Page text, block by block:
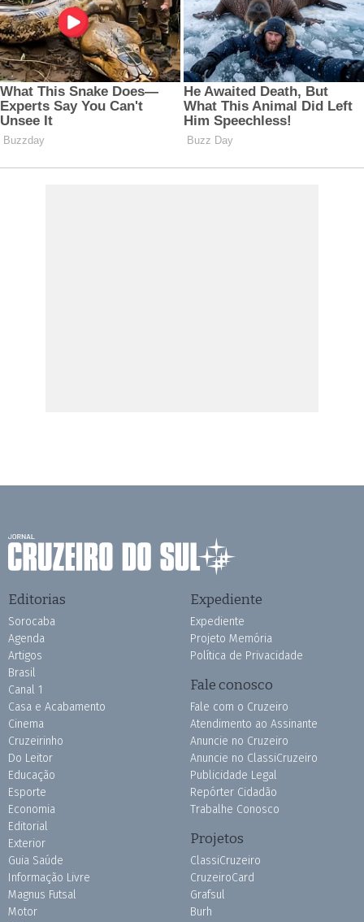
Editorias
Sorocaba
Agenda
Artigos
Brasil
Canal 1
Casa e Acabamento
Cinema
Cruzeirinho
Do Leitor
Educação
Esporte
Economia
Editorial
Exterior
Guia Saúde
Informação Livre
Magnus Futsal
Motor
Expediente
Expediente
Projeto Memória
Política de Privacidade
Fale conosco
Fale com o Cruzeiro
Atendimento ao Assinante
Anuncie no Cruzeiro
Anuncie no ClassiCruzeiro
Publicidade Legal
Repórter Cidadão
Trabalhe Conosco
Projetos
ClassiCruzeiro
CruzeiroCard
Grafsul
Burh